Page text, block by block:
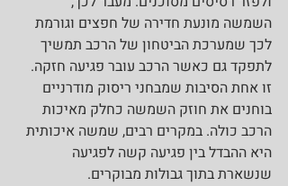
השמשה מונעת חדירה של חפצים וגורמת
לכך שמערכת הביטחון של הרכב תמשיך
לתפקד גם כאשר הרכב עובר פגיעה חזקה.
זו אחת הסיבות שמבחני ריסוק מודרניים
בוחנים את חוזק השמשה כחלק מאיכות
הרכב כולה. במקרים רבים, שמשה איכותית
היא ההבדל בין פגיעה קשה לפגיעה
שנשארת בתוך גבולות מבוקרים.